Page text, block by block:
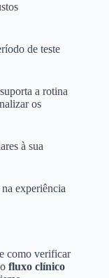
de teste
a rotina
os
à sua
experiência
como verificar
fluxo clínico